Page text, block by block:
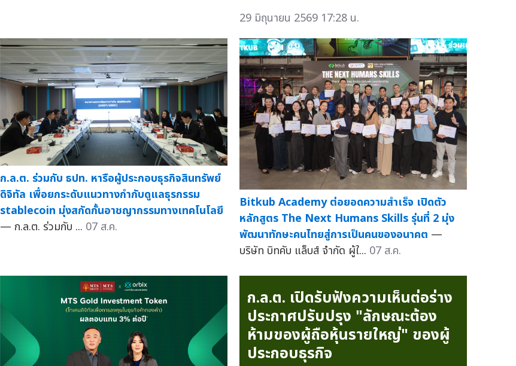
29 มิถุนายน 2569 17:28 น.
ก.ล.ต. ร่วมกับ ธปท. หารือผู้ประกอบธุรกิจสินทรัพย์
ดิจิทัล เพื่อยกระดับแนวทางกำกับดูแลธุรกรรม
stablecoin มุ่งสกัดกั้นอาชญากรรมทางเทคโนโลยี
— ก.ล.ต. ร่วมกับ ... 07 ส.ค.
Bitkub Academy ต่อยอดความสำเร็จ เปิดตัว
หลักสูตร The Next Humans Skills รุ่นที่ 2 มุ่ง
พัฒนาทักษะคนไทยสู่การเป็นคนของอนาคต —
บริษัท บิทคับ แล็บส์ จำกัด ผู้ใ... 07 ส.ค.
ก.ล.ต. เปิดรับฟังความเห็นต่อร่าง
ประกาศปรับปรุง "ลักษณะต้อง
ห้ามของผู้ถือหุ้นรายใหญ่" ของผู้
ประกอบธุรกิจ